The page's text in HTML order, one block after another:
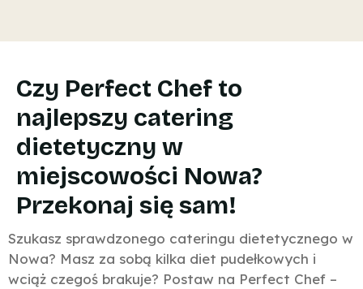
Czy Perfect Chef to
najlepszy catering
dietetyczny w
miejscowości Nowa?
Przekonaj się sam!
Szukasz sprawdzonego cateringu dietetycznego w
Nowa? Masz za sobą kilka diet pudełkowych i
wciąż czegoś brakuje? Postaw na Perfect Chef –